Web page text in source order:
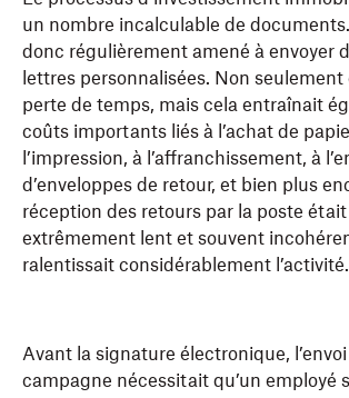
un nombre incalculable de
donc régulièrement amené à envoyer
lettres personnalisées. Non seulement
perte de temps, mais cela entraînait
coûts importants liés à l’achat de
l’impression, à l’affranchissement, à
d’enveloppes de retour, et bien plus
réception des retours par la poste
extrêmement lent et souvent
ralentissait considérablement l’activité.
Avant la signature électronique, l’envoi
campagne nécessitait qu’un employé